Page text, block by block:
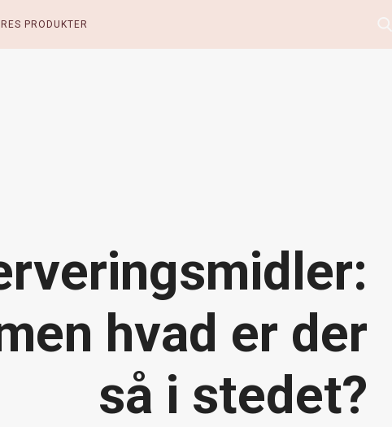
PRODUKTER
hvad er der
så i stedet?